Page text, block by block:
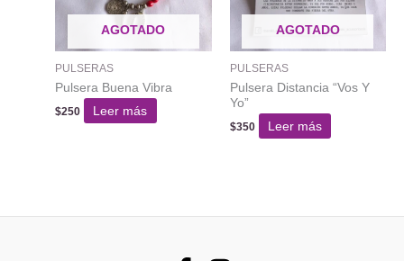
pueden
elegir
en
página
del
producto
AGOTADO
PULSERAS
Pulsera Buena Vibra
$250 Leer más
AGOTADO
PULSERAS
Pulsera Distancia “Vos Y
Yo”
$350 Leer más